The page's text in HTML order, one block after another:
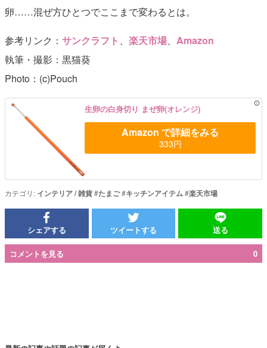
卵……混ぜ方ひとつでここまで変わるとは。
参考リンク： サンクラフト 楽天市場、 Amazon
執筆・撮影：黒猫葵
Photo：(c)Pouch
生卵の白身切り まぜ卵(オレンジ)
Amazon で詳細をみる
333円
カテゴリ: インテリア / 雑貨#たまご#キッチンアイテム#楽天市場
シェアする ツイートする 送る
コメントを見る 0